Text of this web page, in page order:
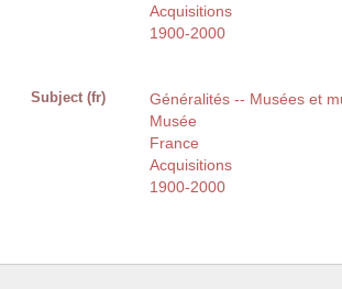
Acquisitions
1900-2000
Subject (fr)
Généralités -- Musées et
Musée
France
Acquisitions
1900-2000